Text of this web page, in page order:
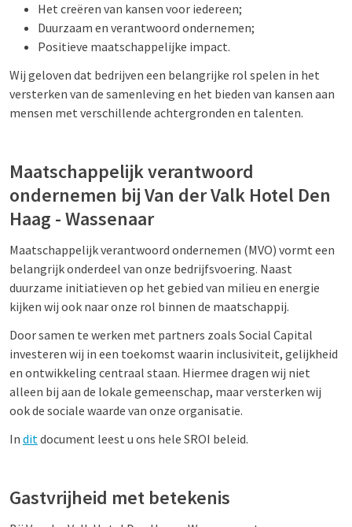
Het creëren van kansen voor iedereen;
Duurzaam en verantwoord ondernemen;
Positieve maatschappelijke impact.
Wij geloven dat bedrijven een belangrijke rol spelen in het
versterken van de samenleving en het bieden van kansen aan
mensen met verschillende achtergronden en talenten.
Maatschappelijk verantwoord
ondernemen bij Van der Valk Hotel Den
Haag - Wassenaar
Maatschappelijk verantwoord ondernemen (MVO) vormt een
belangrijk onderdeel van onze bedrijfsvoering. Naast
duurzame initiatieven op het gebied van milieu en energie
kijken wij ook naar onze rol binnen de maatschappij.
Door samen te werken met partners zoals Social Capital
investeren wij in een toekomst waarin inclusiviteit, gelijkheid
en ontwikkeling centraal staan. Hiermee dragen wij niet
alleen bij aan de lokale gemeenschap, maar versterken wij
ook de sociale waarde van onze organisatie.
In ditdocument leest u ons hele SROI beleid.
Gastvrijheid met betekenis